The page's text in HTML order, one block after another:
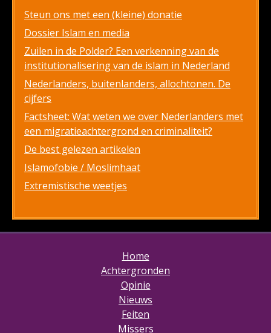
Steun ons met een (kleine) donatie
Dossier Islam en media
Zuilen in de Polder? Een verkenning van de
institutionalisering van de islam in Nederland
Nederlanders, buitenlanders, allochtonen. De
cijfers
Factsheet: Wat weten we over Nederlanders met
een migratieachtergrond en criminaliteit?
De best gelezen artikelen
Islamofobie / Moslimhaat
Extremistische weetjes
Home
Achtergronden
Opinie
Nieuws
Feiten
Missers